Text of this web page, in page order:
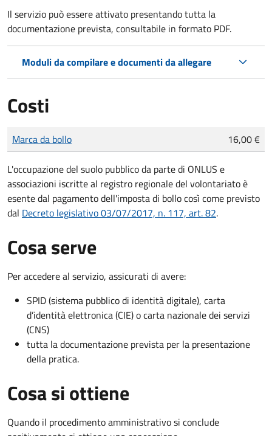
Il servizio può essere attivato presentando tutta la
documentazione prevista, consultabile in formato PDF.
Moduli da compilare e documenti da allegare
Costi
Tipo di pagamento
Importo
Marca da bollo 16,00 €
L'occupazione del suolo pubblico da parte di ONLUS e
associazioni iscritte al registro regionale del volontariato è
esente dal pagamento dell'imposta di bollo così come previsto
dal Decreto legislativo 03/07/2017, n. 117, art. 82.
Cosa serve
Per accedere al servizio, assicurati di avere:
SPID (sistema pubblico di identità digitale), carta
d’identità elettronica (CIE) o carta nazionale dei servizi
(CNS)
tutta la documentazione prevista per la presentazione
della pratica.
Cosa si ottiene
Quando il procedimento amministrativo si conclude